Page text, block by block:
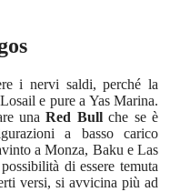
i nervi saldi, perché la
e pure a Yas Marina.
una Red Bullche se è
a basso carico
a Monza, Baku e Las
di essere temuta
versi, si avvicina più ad